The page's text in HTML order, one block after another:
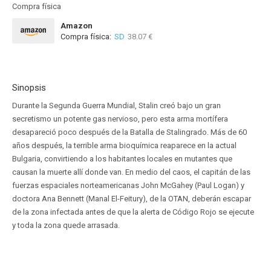
Compra física
Amazon
Compra física: SD 38.07 €
Sinopsis
Durante la Segunda Guerra Mundial, Stalin creó bajo un gran
secretismo un potente gas nervioso, pero esta arma mortífera
desapareció poco después de la Batalla de Stalingrado. Más de 60
años después, la terrible arma bioquímica reaparece en la actual
Bulgaria, convirtiendo a los habitantes locales en mutantes que
causan la muerte allí donde van. En medio del caos, el capitán de las
fuerzas espaciales norteamericanas John McGahey (Paul Logan) y
doctora Ana Bennett (Manal El-Feitury), de la OTAN, deberán escapar
de la zona infectada antes de que la alerta de Código Rojo se ejecute
y toda la zona quede arrasada.